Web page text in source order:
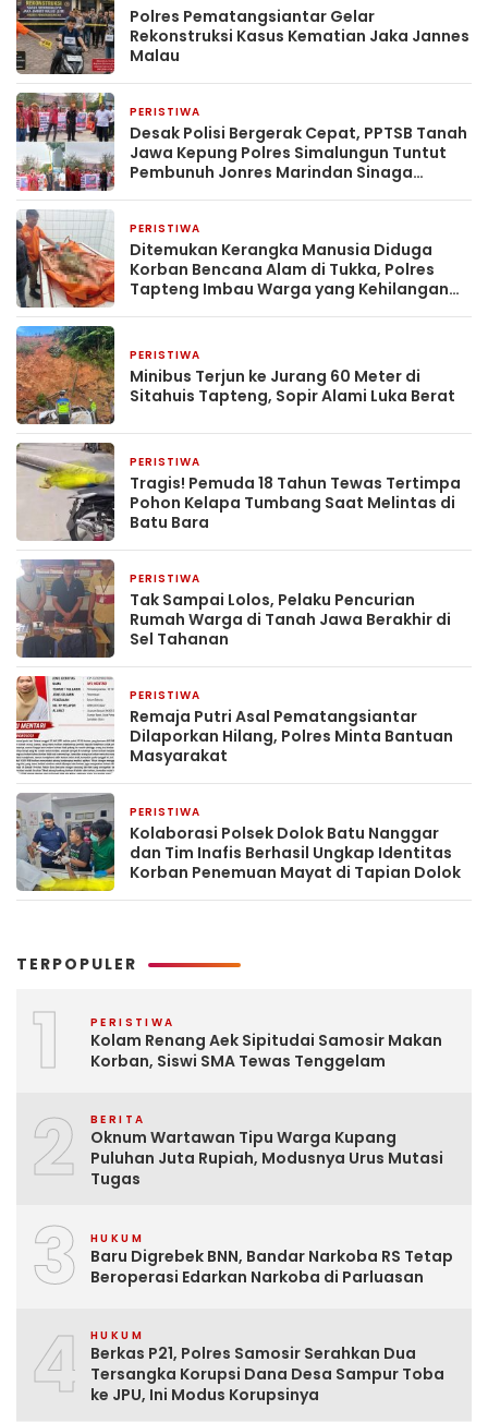
Polres Pematangsiantar Gelar
Rekonstruksi Kasus Kematian Jaka Jannes
Malau
PERISTIWA
Desak Polisi Bergerak Cepat, PPTSB Tanah
Jawa Kepung Polres Simalungun Tuntut
Pembunuh Jonres Marindan Sinaga
PERISTIWA
Ditemukan Kerangka Manusia Diduga
Korban Bencana Alam di Tukka, Polres
Tapteng Imbau Warga yang Kehilangan
PERISTIWA
Minibus Terjun ke Jurang 60 Meter di
Sitahuis Tapteng, Sopir Alami Luka Berat
PERISTIWA
Tragis! Pemuda 18 Tahun Tewas Tertimpa
Pohon Kelapa Tumbang Saat Melintas di
Batu Bara
PERISTIWA
Tak Sampai Lolos, Pelaku Pencurian
Rumah Warga di Tanah Jawa Berakhir di
Sel Tahanan
PERISTIWA
Remaja Putri Asal Pematangsiantar
Dilaporkan Hilang, Polres Minta Bantuan
Masyarakat
PERISTIWA
Kolaborasi Polsek Dolok Batu Nanggar
dan Tim Inafis Berhasil Ungkap Identitas
Korban Penemuan Mayat di Tapian Dolok
TERPOPULER
1 PERISTIWA
Kolam Renang Aek Sipitudai Samosir Makan
Korban, Siswi SMA Tewas Tenggelam
2 BERITA
Oknum Wartawan Tipu Warga Kupang
Puluhan Juta Rupiah, Modusnya Urus Mutasi
Tugas
3 HUKUM
Baru Digrebek BNN, Bandar Narkoba RS Tetap
Beroperasi Edarkan Narkoba di Parluasan
4 HUKUM
Berkas P21, Polres Samosir Serahkan Dua
Tersangka Korupsi Dana Desa Sampur Toba
ke JPU, Ini Modus Korupsinya